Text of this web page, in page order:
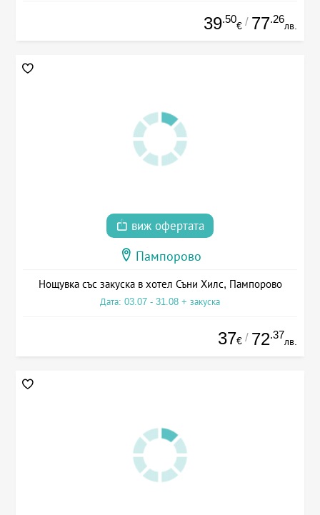
39.50
€ / 77.26
лв.
виж офертата
Пампорово
Нощувка със закуска в хотел Съни Хилс, Пампорово
Дата: 03.07 - 31.08 + закуска
37€ / 72.37
лв.